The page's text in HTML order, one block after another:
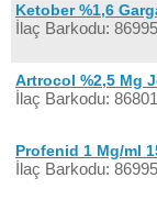
Ketober %1,6
İlaç Barkodu:
Artrocol %2,5 Mg
İlaç Barkodu:
Profenid 1 Mg/ml
İlaç Barkodu: